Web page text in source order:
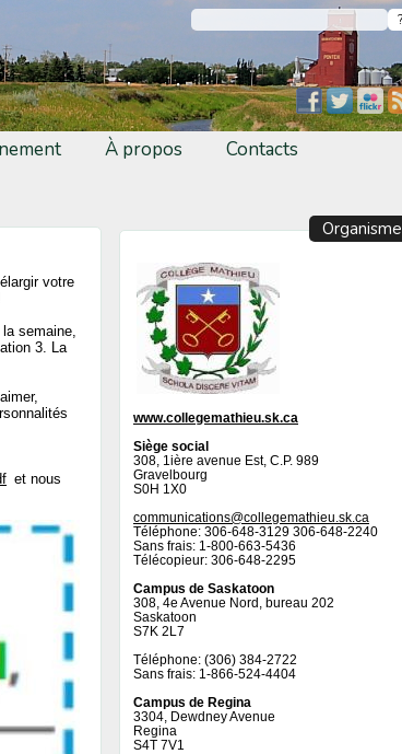
À propos Contacts
votre
semaine,
3. La
et nous
Organisme
www.collegemathieu.sk.ca
Siège social
308, 1ière avenue Est, C.P. 989
Gravelbourg
S0H 1X0
communications@collegemathieu.sk.ca
Téléphone: 306-648-3129 306-648-2240
Sans frais: 1-800-663-5436
Télécopieur: 306-648-2295
Campus de Saskatoon
308, 4e Avenue Nord, bureau 202
Saskatoon
S7K 2L7
Téléphone: (306) 384-2722
Sans frais: 1-866-524-4404
Campus de Regina
3304, Dewdney Avenue
Regina
S4T 7V1